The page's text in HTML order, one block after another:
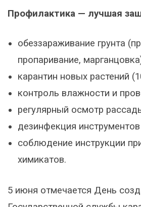
Профилактика — лучшая
обеззараживание грунта
пропаривание,
карантин новых растений
контроль влажности и
регулярный осмотр
дезинфекция
соблюдение инструкции
химикатов.
5 июня отмечается День